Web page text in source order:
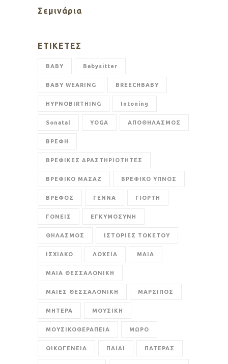
Σεμινάρια
ΕΤΙΚΈΤΕΣ
BABY Babysitter
BABY WEARING BREECHBABY
HYPNOBIRTHING Intoning
Sonatal YOGA ΑΠΟΘΗΛΑΣΜΟΣ
ΒΡΕΦΗ
ΒΡΕΦΙΚΕΣ ΔΡΑΣΤΗΡΙΟΤΗΤΕΣ
ΒΡΕΦΙΚΟ ΜΑΣΑΖ ΒΡΕΦΙΚΟ ΥΠΝΟΣ
ΒΡΕΦΟΣ ΓΕΝΝΑ ΓΙΟΡΤΗ
ΓΟΝΕΙΣ ΕΓΚΥΜΟΣΥΝΗ
ΘΗΛΑΣΜΟΣ ΙΣΤΟΡΙΕΣ ΤΟΚΕΤΟΥ
ΙΣΧΙΑΚΟ ΛΟΧΕΙΑ ΜΑΙΑ
ΜΑΙΑ ΘΕΣΣΑΛΟΝΙΚΗ
ΜΑΙΕΣ ΘΕΣΣΑΛΟΝΙΚΗ ΜΑΡΣΙΠΟΣ
ΜΗΤΕΡΑ ΜΟΥΣΙΚΗ
ΜΟΥΣΙΚΟΘΕΡΑΠΕΙΑ ΜΩΡΟ
ΟΙΚΟΓΕΝΕΙΑ ΠΑΙΔΙ ΠΑΤΕΡΑΣ